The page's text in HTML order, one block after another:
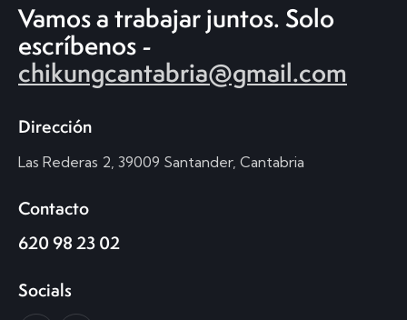
Vamos a trabajar juntos.Solo
escríbenos -
chikungcantabria@gmail.com
Dirección
Las Rederas 2, 39009 Santander, Cantabria
Contacto
620 98 23 02
Socials